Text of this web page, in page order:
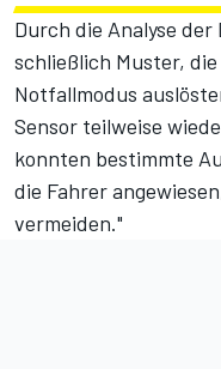
Durch die Analyse
schließlich Muster,
Notfallmodus
Sensor teilweise
konnten bestimmte
die Fahrer
vermeiden."